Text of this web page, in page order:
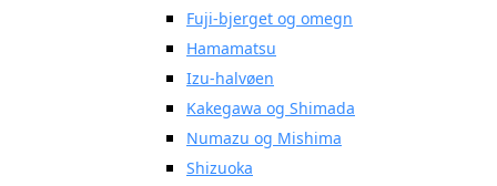
Fuji-bjerget og omegn
Hamamatsu
Izu-halvøen
Kakegawa og Shimada
Numazu og Mishima
Shizuoka